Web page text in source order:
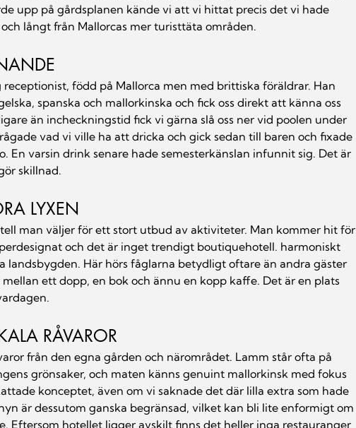
upp på gårdsplanen kände vi att vi hittat precis det vi hade
långt från Mallorcas mer turisttäta områden.
född på Mallorca men med brittiska föräldrar. Han
spanska och mallorkinska och fick oss direkt att känna oss
än incheckningstid fick vi gärna slå oss ner vid poolen under
vad vi ville ha att dricka och gick sedan till baren och fixade
En varsin drink senare hade semesterkänslan infunnit sig. Det är
skillnad.
LYXEN
man väljer för ett stort utbud av aktiviteter. Man kommer hit för
och det är inget trendigt boutiquehotell. harmoniskt
landsbygden. Här hörs fåglarna betydligt oftare än andra gäster
ett dopp, en bok och ännu en kopp kaffe. Det är en plats
RÅVAROR
från den egna gården och närområdet. Lamm står ofta på
grönsaker, och maten känns genuint mallorkinsk med fokus
konceptet, även om vi saknade det där lilla extra som hade
är dessutom ganska begränsad, vilket kan bli lite enformigt om
Eftersom hotellet ligger avskilt finns det heller inga restauranger